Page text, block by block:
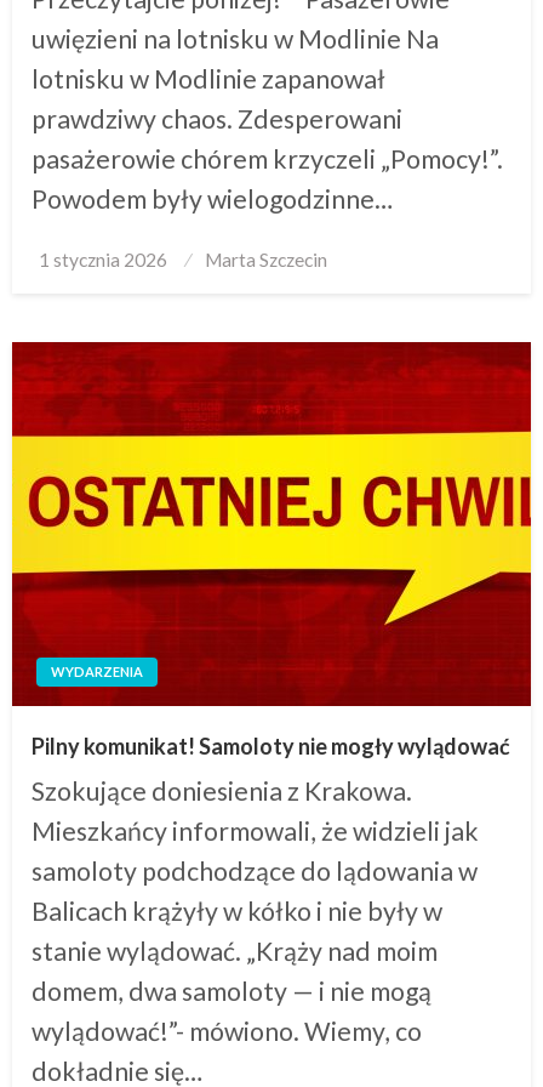
uwięzieni na lotnisku w Modlinie Na
lotnisku w Modlinie zapanował
prawdziwy chaos. Zdesperowani
pasażerowie chórem krzyczeli „Pomocy!”.
Powodem były wielogodzinne…
Posted
1 stycznia 2026 Marta Szczecin
WYDARZENIA
Pilny komunikat! Samoloty nie mogły wylądować
Szokujące doniesienia z Krakowa.
Mieszkańcy informowali, że widzieli jak
samoloty podchodzące do lądowania w
Balicach krążyły w kółko i nie były w
stanie wylądować. „Krąży nad moim
domem, dwa samoloty — i nie mogą
wylądować!”- mówiono. Wiemy, co
dokładnie się…